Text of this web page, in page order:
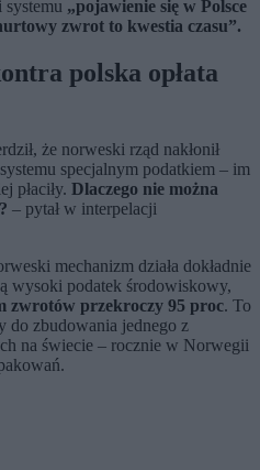
„pojawienie się w Polsce
zwrot to kwestia czasu”.
polska opłata
że norweski rząd nakłonił
specjalnym podatkiem – im
płaciły. Dlaczego nie można
– pytał w interpelacji
mechanizm działa dokładnie
wysoki podatek środowiskowy,
zwrotów przekroczy 95 proc. To
do zbudowania jednego z
na świecie – rocznie w Norwegii